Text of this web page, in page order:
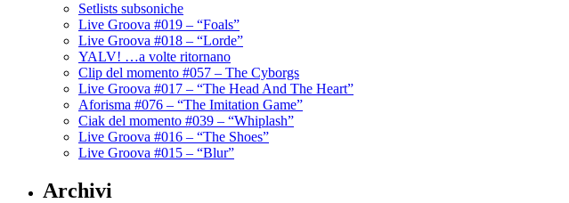
Setlists subsoniche
Live Groova #019 – “Foals”
Live Groova #018 – “Lorde”
YALV! …a volte ritornano
Clip del momento #057 – The Cyborgs
Live Groova #017 – “The Head And The Heart”
Aforisma #076 – “The Imitation Game”
Ciak del momento #039 – “Whiplash”
Live Groova #016 – “The Shoes”
Live Groova #015 – “Blur”
Archivi